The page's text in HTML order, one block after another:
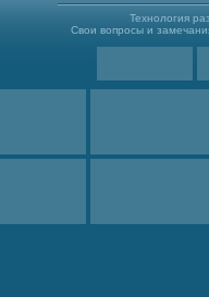
Технология
Свои вопросы и